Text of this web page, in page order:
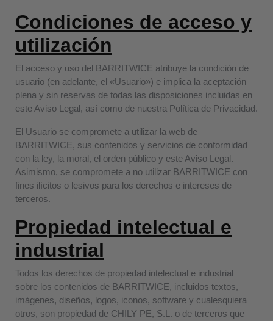
Condiciones de acceso y
utilización
El acceso y uso del BARRITWICE atribuye la condición de
usuario (en adelante, el «Usuario») e implica la aceptación
plena y sin reservas de todas las disposiciones incluidas en
este Aviso Legal, así como de nuestra Política de Privacidad.
El Usuario se compromete a utilizar la web de
BARRITWICE, sus contenidos y servicios de conformidad
con la ley, la moral, el orden público y este Aviso Legal.
Asimismo, se compromete a no utilizar BARRITWICE con
fines ilícitos o lesivos para los derechos e intereses de
terceros.
Propiedad intelectual e
industrial
Todos los derechos de propiedad intelectual e industrial
sobre los contenidos de BARRITWICE, incluidos textos,
imágenes, diseños, logos, iconos, software y cualesquiera
otros, son propiedad de CHILY PE, S.L. o de terceros que